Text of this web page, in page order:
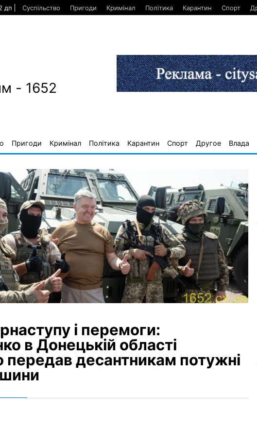
дп Суспільство Пригоди Кримінал Політика Карантин Спорт
- 1652
Пригоди Кримінал Політика Карантин Спорт Другое Влада
і перемоги:
в Донецькій області
передав десантникам потужні